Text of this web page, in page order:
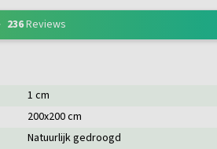
236Reviews
1 cm
200x200 cm
Natuurlijk gedroogd